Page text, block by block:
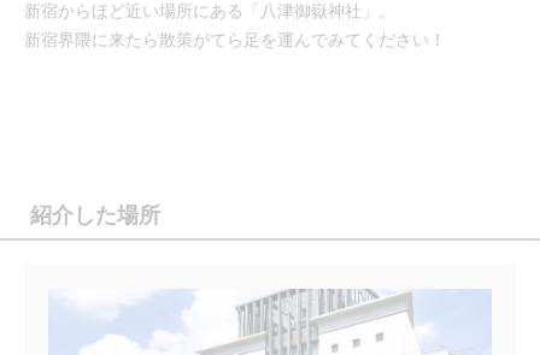
新宿からほど近い場所にある「八津御嶽神社」。
新宿界隈に来たら散策がてら足を運んでみてください！
紹介した場所